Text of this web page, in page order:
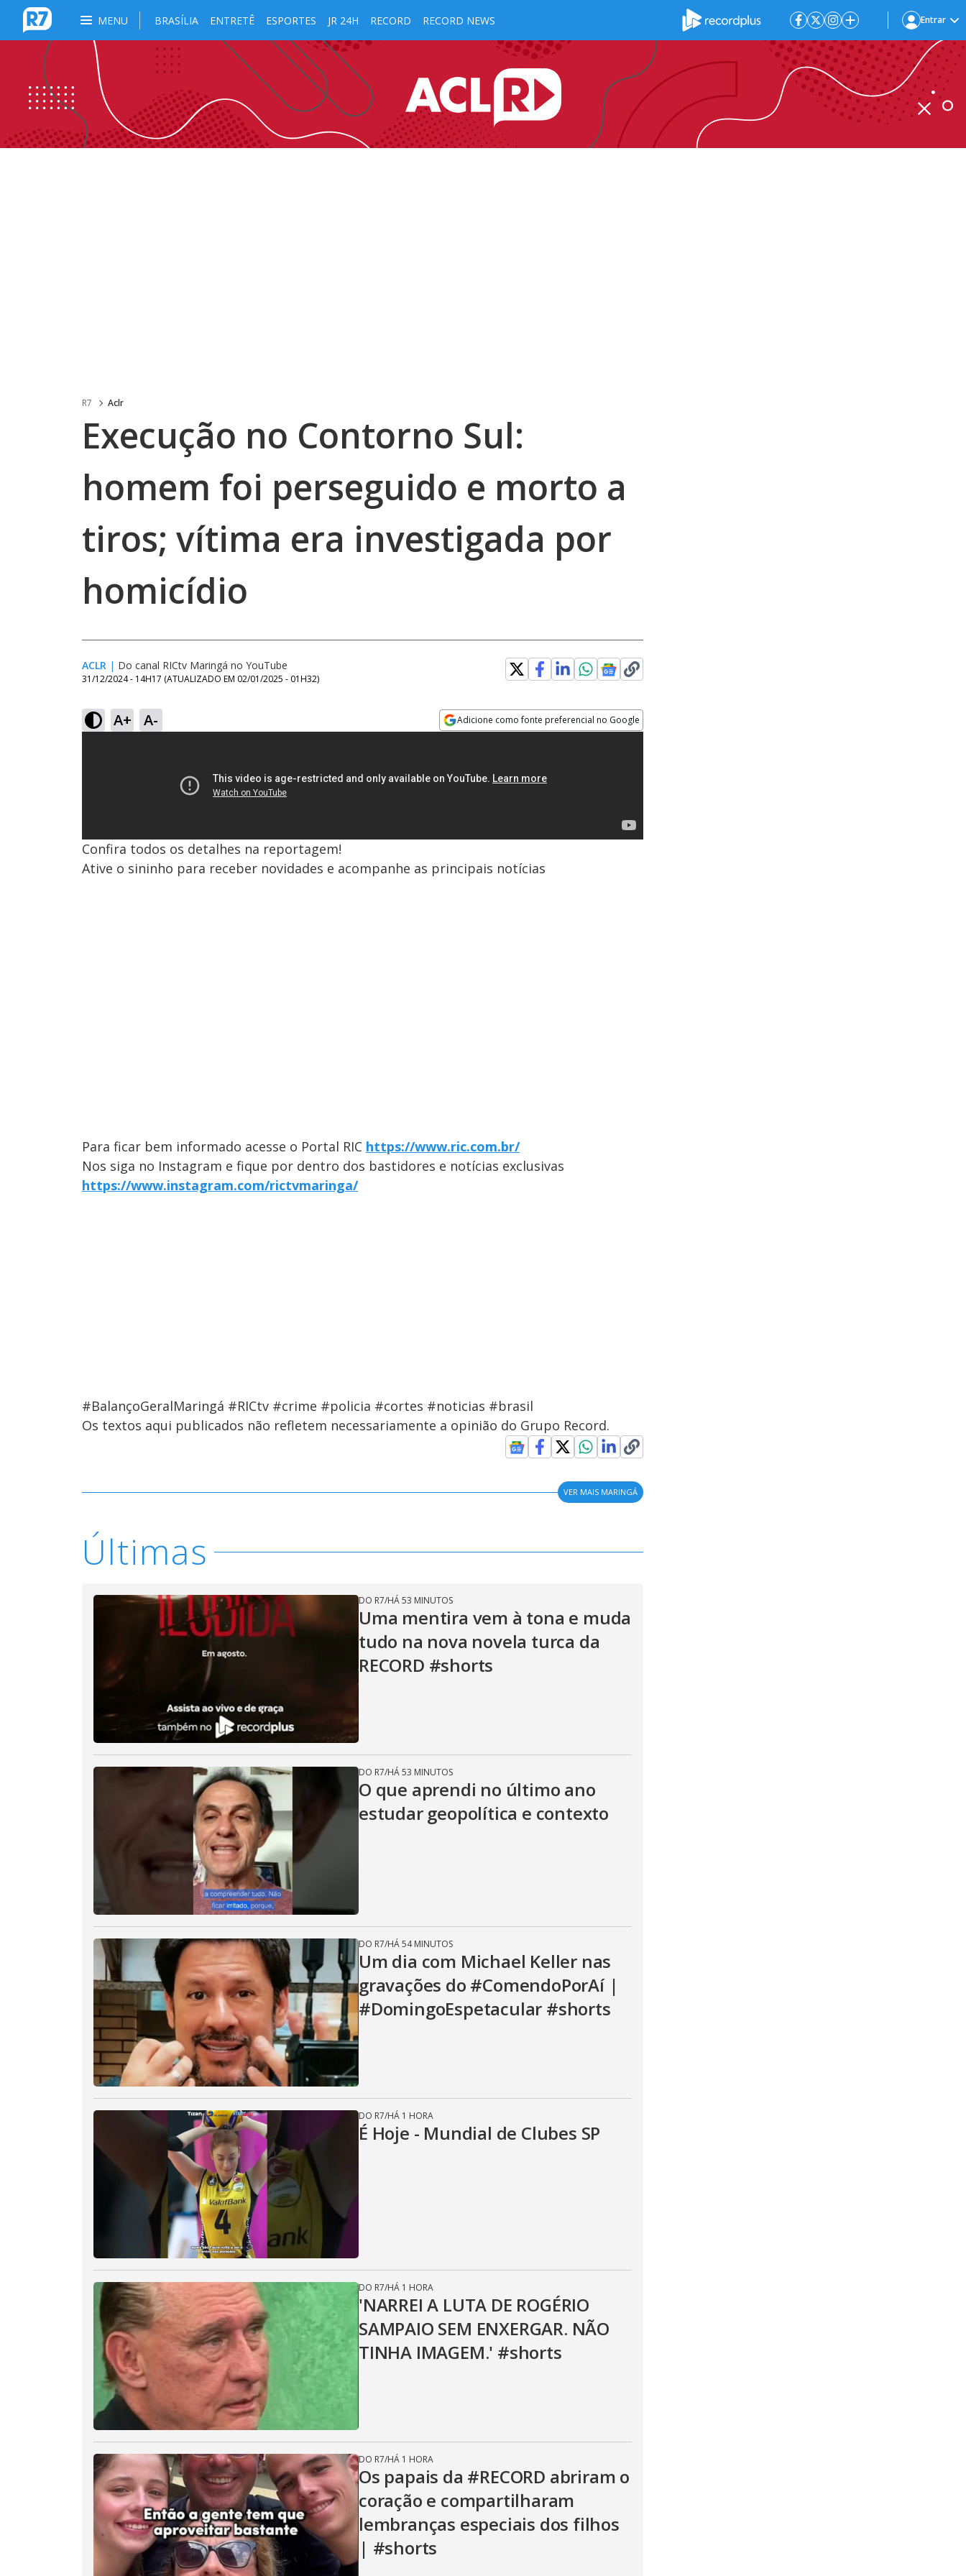
MENU BRASÍLIA ENTRETÊ ESPORTES JR 24H RECORD RECORD NEWS Entrar
R7 Aclr
Execução no Contorno Sul:
homem foi perseguido e morto a
tiros; vítima era investigada por
homicídio
ACLR | Do canal RICtv Maringá no YouTube
31/12/2024 - 14H17 (ATUALIZADO EM 02/01/2025 - 01H32)
A+ A- Adicione como fonte preferencial no Google
Confira todos os detalhes na reportagem!
Ative o sininho para receber novidades e acompanhe as principais notícias
Para ficar bem informado acesse o Portal RIC https://www.ric.com.br/
Nos siga no Instagram e fique por dentro dos bastidores e notícias exclusivas
https://www.instagram.com/rictvmaringa/
#BalançoGeralMaringá #RICtv #crime #policia #cortes #noticias #brasil
Os textos aqui publicados não refletem necessariamente a opinião do Grupo Record.
VER MAIS MARINGÁ
Últimas
DO R7/HÁ 53 MINUTOS
Uma mentira vem à tona e muda
tudo na nova novela turca da
RECORD #shorts
DO R7/HÁ 53 MINUTOS
O que aprendi no último ano
estudar geopolítica e contexto
DO R7/HÁ 54 MINUTOS
Um dia com Michael Keller nas
gravações do #ComendoPorAí |
#DomingoEspetacular #shorts
DO R7/HÁ 1 HORA
É Hoje - Mundial de Clubes SP
DO R7/HÁ 1 HORA
'NARREI A LUTA DE ROGÉRIO
SAMPAIO SEM ENXERGAR. NÃO
TINHA IMAGEM.' #shorts
DO R7/HÁ 1 HORA
Os papais da #RECORD abriram o
coração e compartilharam
lembranças especiais dos filhos
| #shorts